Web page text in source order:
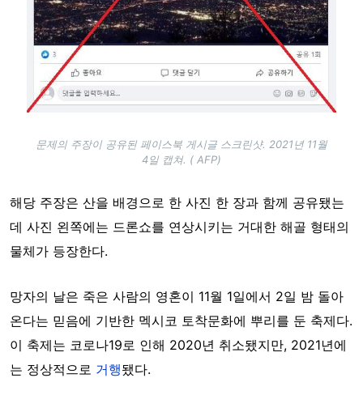
문제의 주장이 공유된 페이스북 게시글 스크린샷. 2021년 11월
4일 캡쳐. ( AFP)
해당 주장은 산을 배경으로 한 사진 한 장과 함께 공유됐는
데 사진 왼쪽에는 드론쇼를 연상시키는 거대한 해골 형태의
물체가 등장한다.
망자의 날은 죽은 사람의 영혼이 11월 1일에서 2일 밤 돌아
온다는 믿음에 기반한 멕시코 토착문화에 뿌리를 둔 축제다.
이 축제는 코로나19로 인해 2020년 취소됐지만, 2021년에
는 정상적으로 거행됐다.